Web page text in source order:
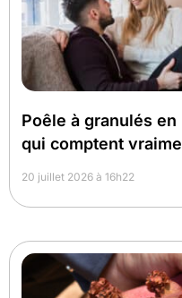
Poêle à granulés
qui comptent
20 juillet 2026 à 16h22